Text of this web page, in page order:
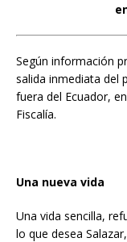
Según información
salida inmediata del
fuera del Ecuador,
Fiscalía.
Una nueva vida
Una vida sencilla,
lo que desea